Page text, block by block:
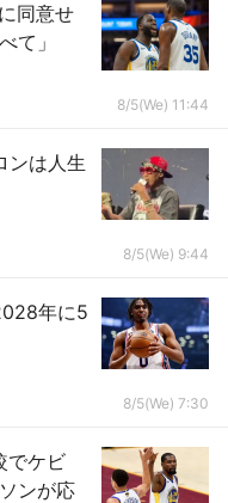
同意せ
て」
8/5(We) 11:44
ンは人生
8/5(We) 9:44
年に5
8/5(We) 7:30
でケビ
ンが応